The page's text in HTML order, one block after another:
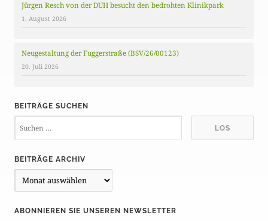
Jürgen Resch von der DUH besucht den bedrohten Klinikpark
1. August 2026
Neugestaltung der Fuggerstraße (BSV/26/00123)
20. Juli 2026
BEITRÄGE SUCHEN
BEITRÄGE ARCHIV
e
t
ABONNIEREN SIE UNSEREN NEWSLETTER